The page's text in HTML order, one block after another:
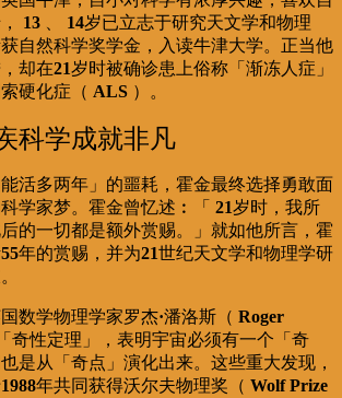
13 14岁已立志于研究天文学和物理
自然科学奖学金，入读牛津大学。正当他
却在21岁时被确诊患上俗称「渐冻人症」
硬化症（ ALS ）。
科学成就非凡
活多两年」的噩耗，霍金最终选择勇敢面
学家梦。霍金曾忆述︰「 21岁时，我所
的一切都是额外赏赐。」就如他所言，霍
55年的赏赐，并为21世纪天文学和物理学研
数学物理学家罗杰·潘洛斯（ Roger
奇性定理」，表明宇宙必须有一个「奇
是从「奇点」演化出来。这些重大发现，
1988年共同获得沃尔夫物理奖（ Wolf Prize